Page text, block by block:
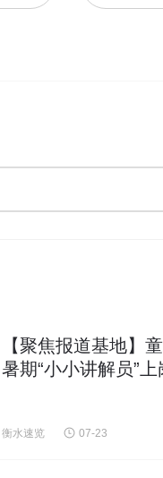
【聚焦报道基地】
暑期“小小讲解员”上
衡水速览 07-23